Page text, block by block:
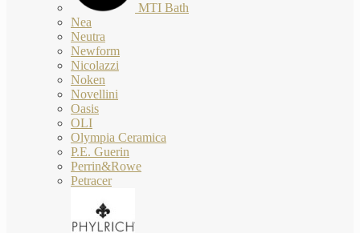
MTI Bath
Nea
Neutra
Newform
Nicolazzi
Noken
Novellini
Oasis
OLI
Olympia Ceramica
P.E. Guerin
Perrin&Rowe
Petracer